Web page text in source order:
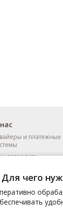
и платежные
доверяют
Для чего